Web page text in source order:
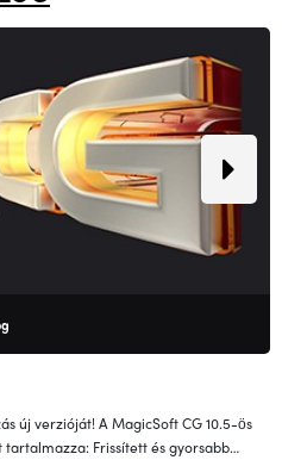
új verzióját! A MagicSoft CG 10.5-ös
Frissített és gyorsabb…